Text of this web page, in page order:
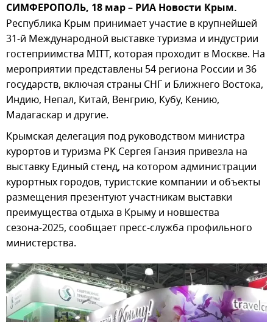
СИМФЕРОПОЛЬ, 18 мар – РИА Новости Крым.
Республика Крым принимает участие в крупнейшей
31-й Международной выставке туризма и индустрии
гостеприимства MITT, которая проходит в Москве. На
мероприятии представлены 54 региона России и 36
государств, включая страны СНГ и Ближнего Востока,
Индию, Непал, Китай, Венгрию, Кубу, Кению,
Мадагаскар и другие.
Крымская делегация под руководством министра
курортов и туризма РК Сергея Ганзия привезла на
выставку Единый стенд, на котором администрации
курортных городов, туристские компании и объекты
размещения презентуют участникам выставки
преимущества отдыха в Крыму и новшества
сезона-2025, сообщает пресс-служба профильного
министерства.